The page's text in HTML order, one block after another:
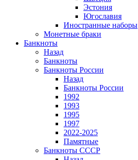
Эстония
Югославия
Иностранные наборы
Монетные браки
Банкноты
Назад
Банкноты
Банкноты России
Назад
Банкноты России
1992
1993
1995
1997
2022-2025
Памятные
Банкноты СССР